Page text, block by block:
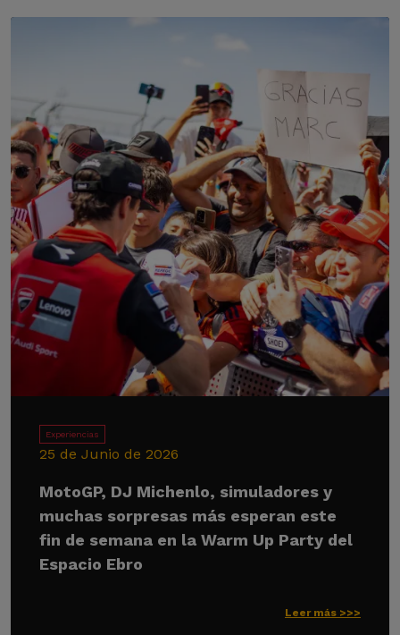
Experiencias
25 de Junio de 2026
MotoGP, DJ Michenlo, simuladores y
muchas sorpresas más esperan este
fin de semana en la Warm Up Party del
Espacio Ebro
Leer más >>>